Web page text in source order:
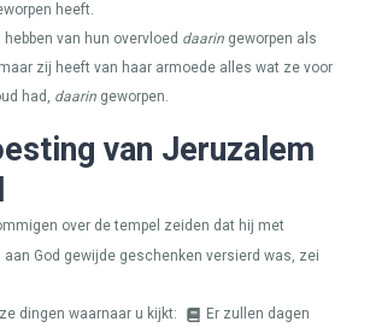
heeft.
van hun overvloed daarin geworpen als
zij heeft van haar armoede alles wat ze voor
had, daarin geworpen.
van Jeruzalem
over de tempel zeiden dat hij met
God gewijde geschenken versierd was, zei
dingen waarnaar u kijkt:
Er zullen dagen